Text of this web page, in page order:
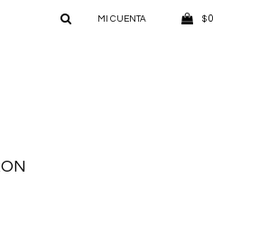
$ 0